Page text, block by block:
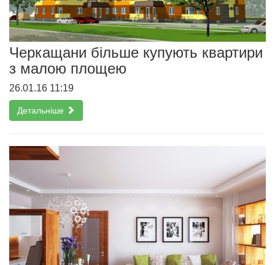
Черкащани більше купують квартири
з малою площею
26.01.16 11:19
Детальніше